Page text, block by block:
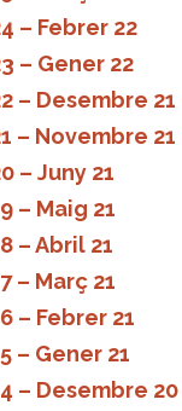
– Febrer 22
– Gener 22
– Desembre 21
– Novembre 21
– Juny 21
– Maig 21
– Abril 21
– Març 21
– Febrer 21
– Gener 21
– Desembre 20